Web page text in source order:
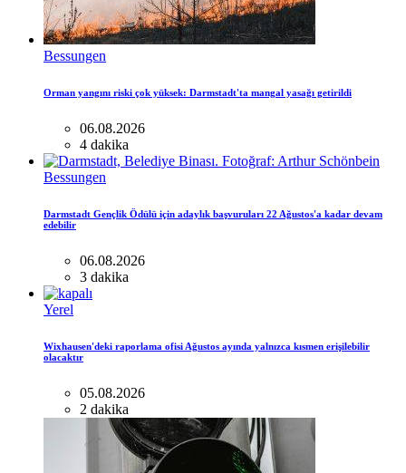
Bessungen
Orman yangını riski çok yüksek: Darmstadt'ta mangal yasağı getirildi
06.08.2026
4 dakika
Bessungen
Darmstadt Gençlik Ödülü için adaylık başvuruları 22 Ağustos'a kadar devam
edebilir
06.08.2026
3 dakika
Yerel
Wixhausen'deki raporlama ofisi Ağustos ayında yalnızca kısmen erişilebilir
olacaktır
05.08.2026
2 dakika